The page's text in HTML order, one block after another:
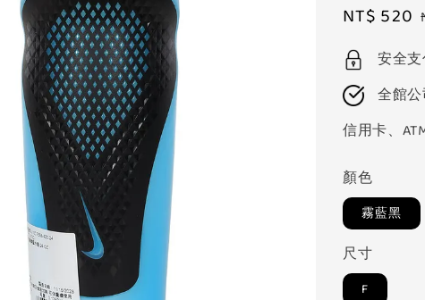
Sale
price
NT$ 520
安全
全館
信用卡、
顏色
霧藍黑
尺寸
F